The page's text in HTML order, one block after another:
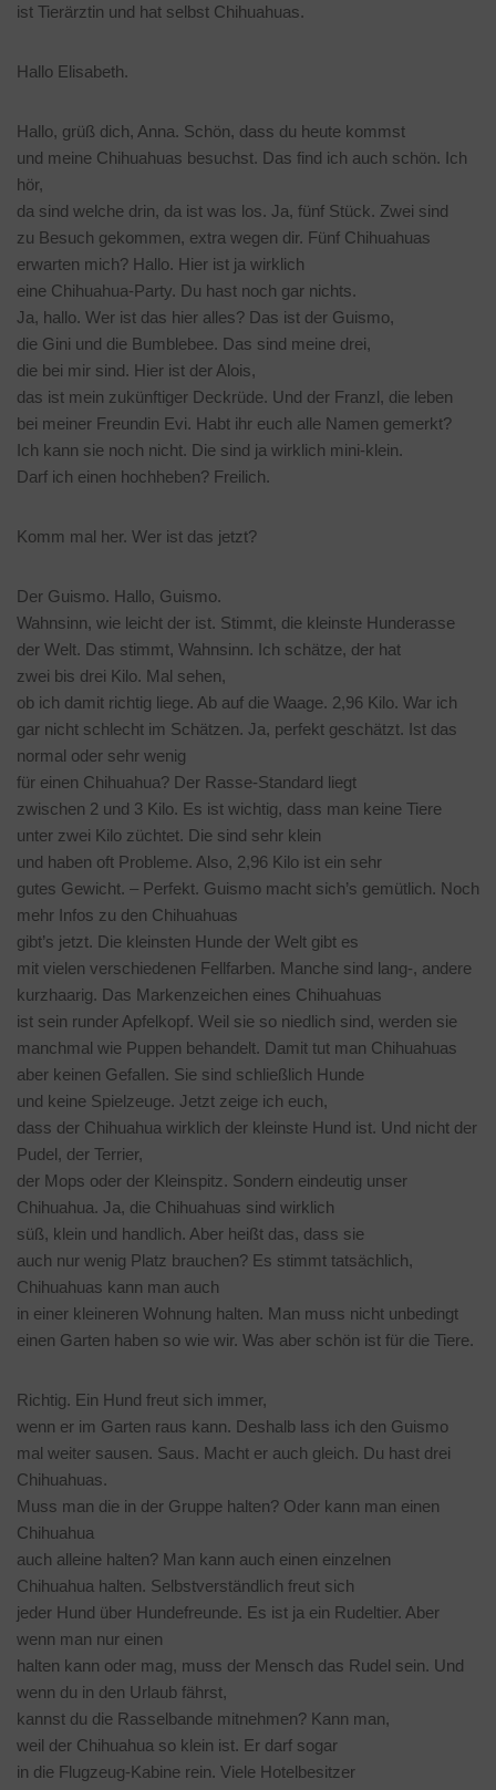
ist Tierärztin und hat selbst Chihuahuas.
Hallo Elisabeth.
Hallo, grüß dich, Anna. Schön, dass du heute kommst
und meine Chihuahuas besuchst. Das find ich auch schön. Ich
hör,
da sind welche drin, da ist was los. Ja, fünf Stück. Zwei sind
zu Besuch gekommen, extra wegen dir. Fünf Chihuahuas
erwarten mich? Hallo. Hier ist ja wirklich
eine Chihuahua-Party. Du hast noch gar nichts.
Ja, hallo. Wer ist das hier alles? Das ist der Guismo,
die Gini und die Bumblebee. Das sind meine drei,
die bei mir sind. Hier ist der Alois,
das ist mein zukünftiger Deckrüde. Und der Franzl, die leben
bei meiner Freundin Evi. Habt ihr euch alle Namen gemerkt?
Ich kann sie noch nicht. Die sind ja wirklich mini-klein.
Darf ich einen hochheben? Freilich.
Komm mal her. Wer ist das jetzt?
Der Guismo. Hallo, Guismo.
Wahnsinn, wie leicht der ist. Stimmt, die kleinste Hunderasse
der Welt. Das stimmt, Wahnsinn. Ich schätze, der hat
zwei bis drei Kilo. Mal sehen,
ob ich damit richtig liege. Ab auf die Waage. 2,96 Kilo. War ich
gar nicht schlecht im Schätzen. Ja, perfekt geschätzt. Ist das
normal oder sehr wenig
für einen Chihuahua? Der Rasse-Standard liegt
zwischen 2 und 3 Kilo. Es ist wichtig, dass man keine Tiere
unter zwei Kilo züchtet. Die sind sehr klein
und haben oft Probleme. Also, 2,96 Kilo ist ein sehr
gutes Gewicht. – Perfekt. Guismo macht sich’s gemütlich. Noch
mehr Infos zu den Chihuahuas
gibt’s jetzt. Die kleinsten Hunde der Welt gibt es
mit vielen verschiedenen Fellfarben. Manche sind lang-, andere
kurzhaarig. Das Markenzeichen eines Chihuahuas
ist sein runder Apfelkopf. Weil sie so niedlich sind, werden sie
manchmal wie Puppen behandelt. Damit tut man Chihuahuas
aber keinen Gefallen. Sie sind schließlich Hunde
und keine Spielzeuge. Jetzt zeige ich euch,
dass der Chihuahua wirklich der kleinste Hund ist. Und nicht der
Pudel, der Terrier,
der Mops oder der Kleinspitz. Sondern eindeutig unser
Chihuahua. Ja, die Chihuahuas sind wirklich
süß, klein und handlich. Aber heißt das, dass sie
auch nur wenig Platz brauchen? Es stimmt tatsächlich,
Chihuahuas kann man auch
in einer kleineren Wohnung halten. Man muss nicht unbedingt
einen Garten haben so wie wir. Was aber schön ist für die Tiere.
Richtig. Ein Hund freut sich immer,
wenn er im Garten raus kann. Deshalb lass ich den Guismo
mal weiter sausen. Saus. Macht er auch gleich. Du hast drei
Chihuahuas.
Muss man die in der Gruppe halten? Oder kann man einen
Chihuahua
auch alleine halten? Man kann auch einen einzelnen
Chihuahua halten. Selbstverständlich freut sich
jeder Hund über Hundefreunde. Es ist ja ein Rudeltier. Aber
wenn man nur einen
halten kann oder mag, muss der Mensch das Rudel sein. Und
wenn du in den Urlaub fährst,
kannst du die Rasselbande mitnehmen? Kann man,
weil der Chihuahua so klein ist. Er darf sogar
in die Flugzeug-Kabine rein. Viele Hotelbesitzer